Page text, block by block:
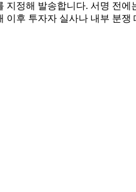
지정해 발송합니다. 서명 전
후 투자자 실사나 내부 분